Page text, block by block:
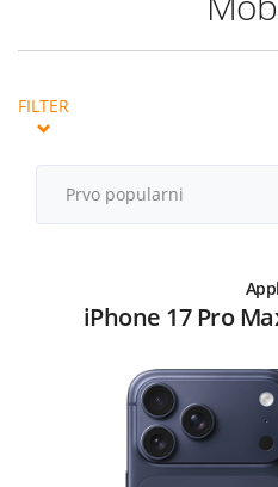
Akcije
Podrška
FILTER
iPhone 17 Pro